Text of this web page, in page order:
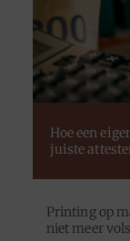
Hoe een
juiste
Printing op
niet meer